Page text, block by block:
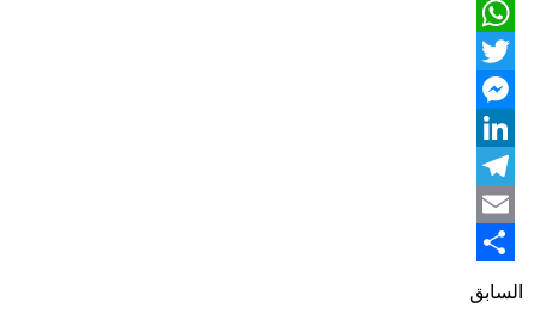
Facebook
WhatsApp
Twitter
Messenger
LinkedIn
Telegram
Email
Share
السابق